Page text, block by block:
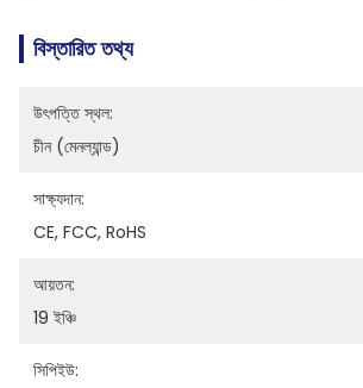
বিস্তারিত তথ্য
উৎপত্তি স্থল:
চীন (মেনল্যান্ড)
সাক্ষ্যদান:
CE, FCC, RoHS
আয়তন:
19 ইঞ্চি
সিপিইউ: